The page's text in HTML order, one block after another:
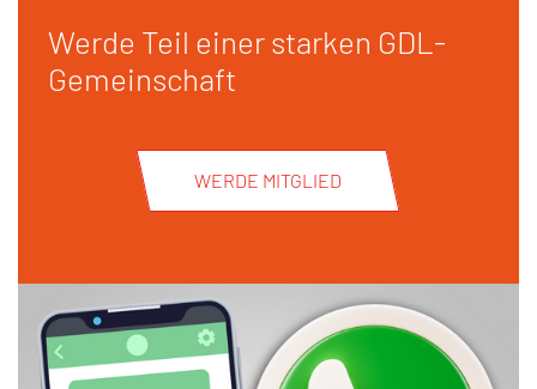
Werde Teil einer starken GDL-
Gemeinschaft
WERDE MITGLIED